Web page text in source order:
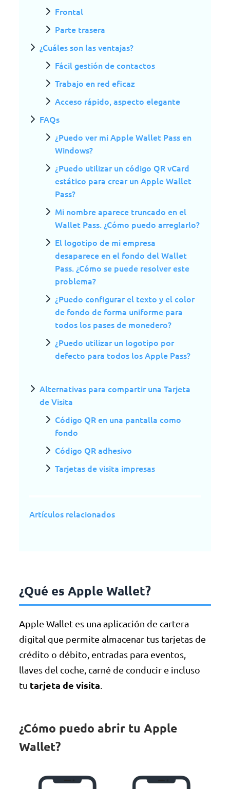
Frontal
Parte trasera
¿Cuáles son las ventajas?
Fácil gestión de contactos
Trabajo en red eficaz
Acceso rápido, aspecto elegante
FAQs
¿Puedo ver mi Apple Wallet Pass en
Windows?
¿Puedo utilizar un código QR vCard
estático para crear un Apple Wallet
Pass?
Mi nombre aparece truncado en el
Wallet Pass. ¿Cómo puedo arreglarlo?
El logotipo de mi empresa
desaparece en el fondo del Wallet
Pass. ¿Cómo se puede resolver este
problema?
¿Puedo configurar el texto y el color
de fondo de forma uniforme para
todos los pases de monedero?
¿Puedo utilizar un logotipo por
defecto para todos los Apple Pass?
Alternativas para compartir una Tarjeta
de Visita
Código QR en una pantalla como
fondo
Código QR adhesivo
Tarjetas de visita impresas
Artículos relacionados
¿Qué es Apple Wallet?
Apple Wallet es una aplicación de cartera
digital que permite almacenar tus tarjetas de
crédito o débito, entradas para eventos,
llaves del coche, carné de conducir e incluso
tu tarjeta de visita.
¿Cómo puedo abrir tu Apple
Wallet?